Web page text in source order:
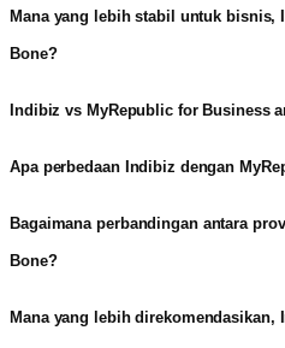
Mana yang lebih stabil untuk bisnis,
Bone?
Indibiz vs MyRepublic for Business
Apa perbedaan Indibiz dengan
Bagaimana perbandingan antara
Bone?
Mana yang lebih direkomendasikan,